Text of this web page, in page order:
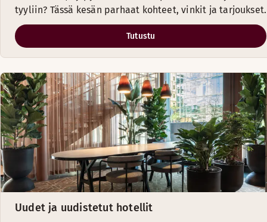
tyyliin? Tässä kesän parhaat kohteet, vinkit ja tarjoukset.
Tutustu
Uudet ja uudistetut hotellit